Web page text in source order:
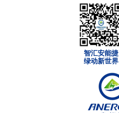
智汇安能捷
绿动新世界